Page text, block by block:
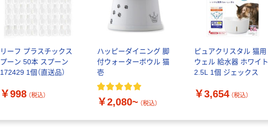
リーフ プラスチックス
プーン 50本 スプーン
172429 1個（直送品）
￥998 （税込）
ハッピーダイニング 脚
付ウォーターボウル 猫
壱
￥2,080~ （税込）
ピュアクリスタル 猫用
ウェル 給水器 ホワイト
2.5L 1個 ジェックス
￥3,654 （税込）